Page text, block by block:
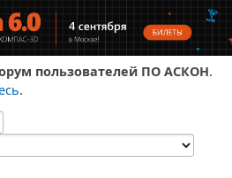
пользователей ПО АСКОН.
.